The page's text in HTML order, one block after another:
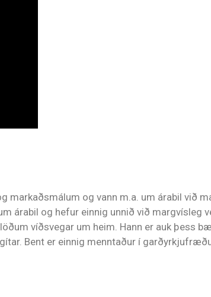
markaðsmálum og vann m.a. um árabil við
árabil og hefur einnig unnið við margvísleg
víðsvegar um heim. Hann er auk þess
Bent er einnig menntaður í